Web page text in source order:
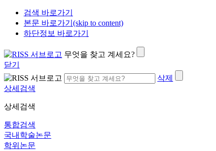
검색 바로가기
본문 바로가기(skip to content)
하단정보 바로가기
무엇을 찾고 계세요?
닫기
삭제
상세검색
상세검색
통합검색
국내학술논문
학위논문